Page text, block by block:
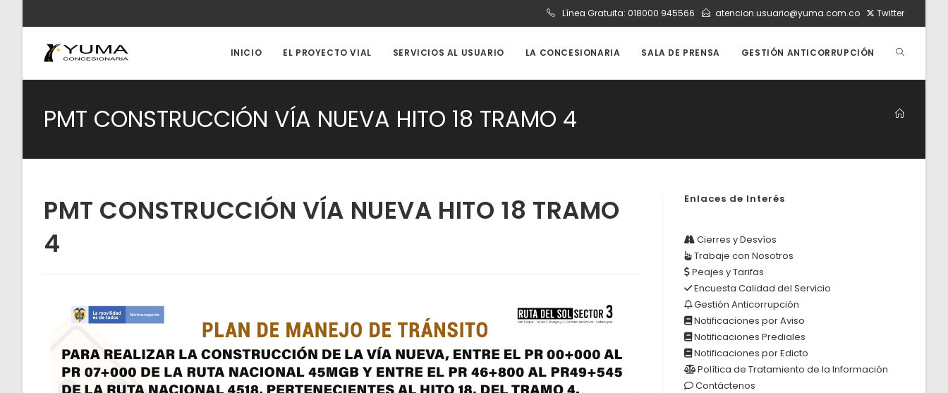
contenido
Línea Gratuita: 018000 945566 atencion.usuario@yuma.com.co Twitter
INICIO EL PROYECTO VIAL SERVICIOS AL USUARIO LA CONCESIONARIA SALA DE PRENSA GESTIÓN ANTICORRUPCIÓN ALTERNAR
BÚSQUEDA
DE
PMT CONSTRUCCIÓN VÍA NUEVA HITO 18 TRAMO 4
PMT CONSTRUCCIÓN VÍA NUEVA HITO 18 TRAMO
4
Enlaces de Interés
Cierres y Desvíos
Trabaje con Nosotros
Peajes y Tarifas
Encuesta Calidad del Servicio
Gestión Anticorrupción
Notificaciones por Aviso
Notificaciones Prediales
Notificaciones por Edicto
Política de Tratamiento de la Información
Contáctenos